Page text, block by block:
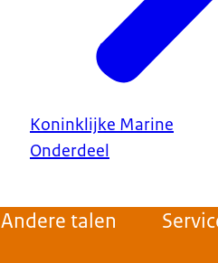
Koninklijke Marine
Onderdeel
Andere talen